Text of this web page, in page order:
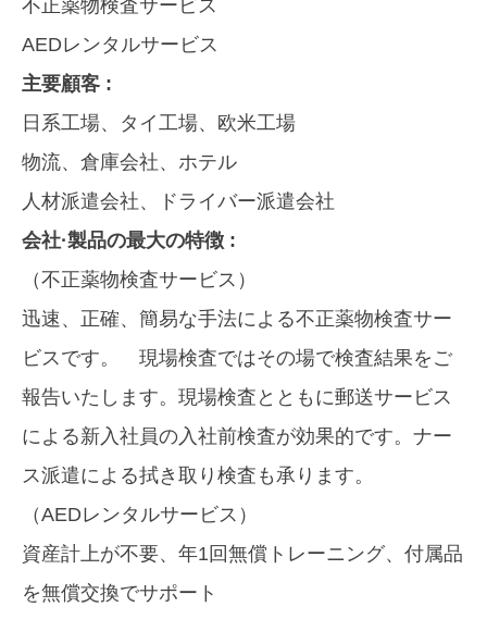
不正薬物検査サービス
AEDレンタルサービス
主要顧客 :
日系工場、タイ工場、欧米工場
物流、倉庫会社、ホテル
人材派遣会社、ドライバー派遣会社
会社·製品の最大の特徴 :
（不正薬物検査サービス）
迅速、正確、簡易な手法による不正薬物検査サー
ビスです。 現場検査ではその場で検査結果をご
報告いたします。現場検査とともに郵送サービス
による新入社員の入社前検査が効果的です。ナー
ス派遣による拭き取り検査も承ります。
（AEDレンタルサービス）
資産計上が不要、年1回無償トレーニング、付属品
を無償交換でサポート